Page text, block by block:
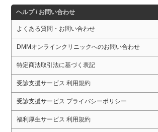
ヘルプ / お問い合わせ
よくある質問・お問い合わせ
DMMオンラインクリニックへのお問い合わせ
特定商法取引法に基づく表記
受診支援サービス 利用規約
受診支援サービス プライバシーポリシー
福利厚生サービス 利用規約